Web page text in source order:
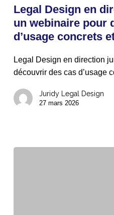
juridique
:
un
webinaire
pour
découvrir
cas
leur
Legal Design en
un webinaire pour
d’usage concrets
Legal Design en direction
découvrir des cas d’usage
Juridy Legal Design
27 mars 2026